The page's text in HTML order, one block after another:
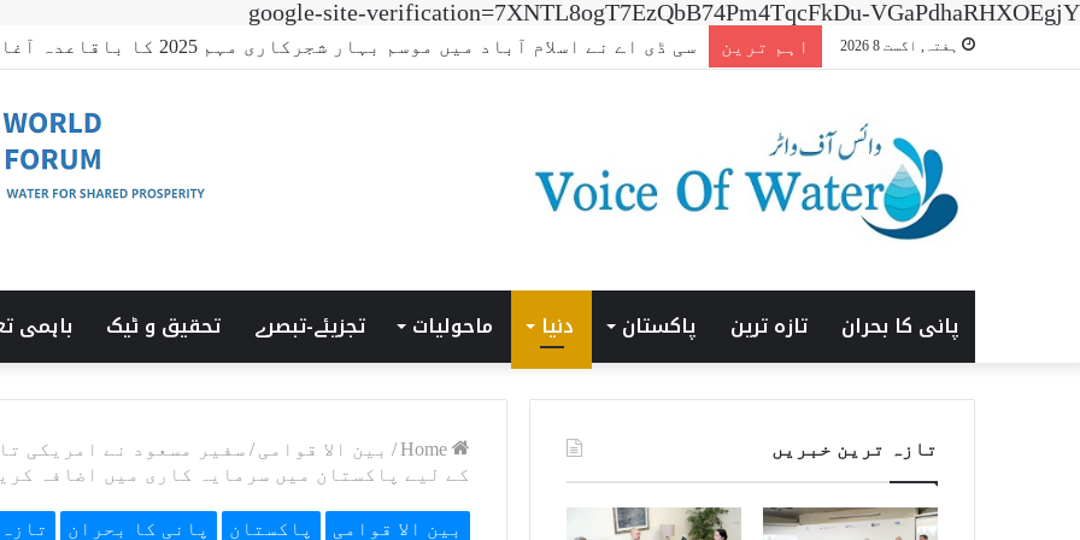
google-site-verification=7XNTL8ogT7EzQbB74Pm4TqcFkDu-VGaPdhaRHXOEgjY
ہفتہ, اگست 8 2026 اہم ترین افتتاحی ‘ایشیا انرجی ٹرانزیشن سمٹ’ کی میزبانی LUMS میں ہوئی۔
پانی کا بحران تازہ ترین پاکستان دنیا ماحولیات تجزیئے-تبصرے تحقیق و ٹیک باہمی
/ بین الا قوامی / سفیر مسعود نے امریکی
کے لیے پاکستان میں سرمایہ کاری میں اضافہ
بین الا قوامی پاکستان پانی کا بحران
تازہ ترین خبریں